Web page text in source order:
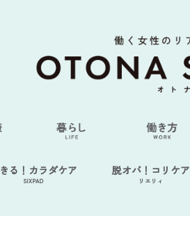
る！カラダケア
SIXPAD
脱オバ！コリケア
リエリィ